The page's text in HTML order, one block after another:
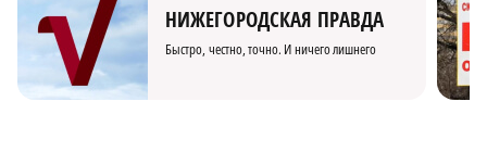
НИЖЕГОРОДСКАЯ ПРАВДА
Быстро, честно, точно. И ничего лишнего